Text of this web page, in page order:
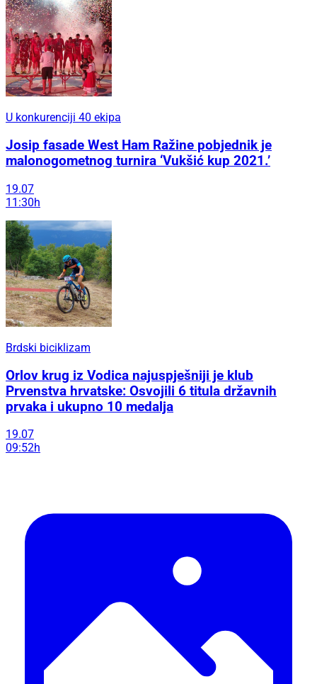
U konkurenciji 40 ekipa
Josip fasade West Ham Ražine pobjednik je
malonogometnog turnira ‘Vukšić kup 2021.’
19.07
11:30h
Brdski biciklizam
Orlov krug iz Vodica najuspješniji je klub
Prvenstva hrvatske: Osvojili 6 titula državnih
prvaka i ukupno 10 medalja
19.07
09:52h